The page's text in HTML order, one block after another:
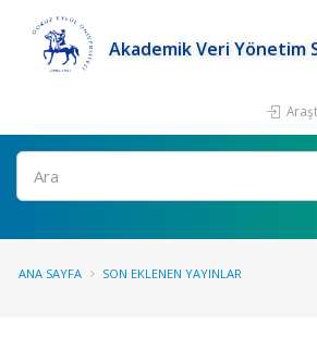
Akademik Veri Yönetim
Ara
ANA SAYFA SON EKLENEN YAYINLAR